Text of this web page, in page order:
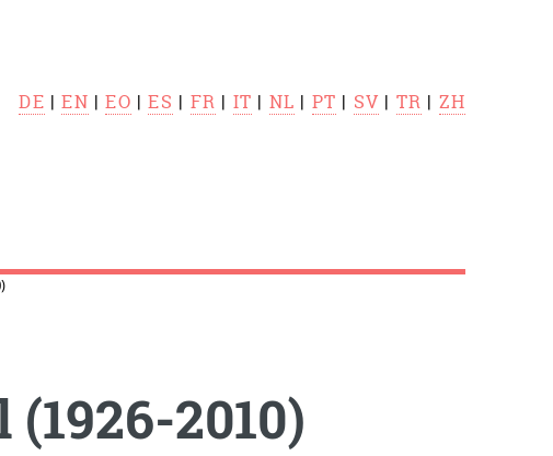
DE |EN |EO |ES | FR | IT | NL | PT | SV | TR | ZH
2010)